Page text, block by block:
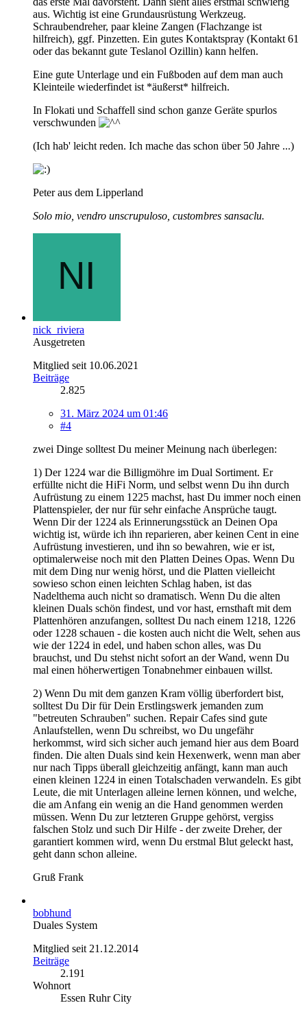
aus. Wichtig ist eine Grundausrüstung Werkzeug.
Schraubendreher, paar kleine Zangen (Flachzange ist
hilfreich), ggf. Pinzetten. Ein gutes Kontaktspray (Kontakt 61
oder das bekannt gute Teslanol Ozillin) kann helfen.
Eine gute Unterlage und ein Fußboden auf dem man auch
Kleinteile wiederfindet ist *äußerst* hilfreich.
In Flokati und Schaffell sind schon ganze Geräte spurlos
verschwunden
(Ich hab' leicht reden. Ich mache das schon über 50 Jahre ...)
Peter aus dem Lipperland
Solo mio, vendro unscrupuloso, custombres sansaclu.
nick_riviera
Ausgetreten
Mitglied seit 10.06.2021
Beiträge
2.825
31. März 2024 um 01:46
#4
zwei Dinge solltest Du meiner Meinung nach überlegen:
1) Der 1224 war die Billigmöhre im Dual Sortiment. Er
erfüllte nicht die HiFi Norm, und selbst wenn Du ihn durch
Aufrüstung zu einem 1225 machst, hast Du immer noch einen
Plattenspieler, der nur für sehr einfache Ansprüche taugt.
Wenn Dir der 1224 als Erinnerungsstück an Deinen Opa
wichtig ist, würde ich ihn reparieren, aber keinen Cent in eine
Aufrüstung investieren, und ihn so bewahren, wie er ist,
optimalerweise noch mit den Platten Deines Opas. Wenn Du
mit dem Ding nur wenig hörst, und die Platten vielleicht
sowieso schon einen leichten Schlag haben, ist das
Nadelthema auch nicht so dramatisch. Wenn Du die alten
kleinen Duals schön findest, und vor hast, ernsthaft mit dem
Plattenhören anzufangen, solltest Du nach einem 1218, 1226
oder 1228 schauen - die kosten auch nicht die Welt, sehen aus
wie der 1224 in edel, und haben schon alles, was Du
brauchst, und Du stehst nicht sofort an der Wand, wenn Du
mal einen höherwertigen Tonabnehmer einbauen willst.
2) Wenn Du mit dem ganzen Kram völlig überfordert bist,
solltest Du Dir für Dein Erstlingswerk jemanden zum
"betreuten Schrauben" suchen. Repair Cafes sind gute
Anlaufstellen, wenn Du schreibst, wo Du ungefähr
herkommst, wird sich sicher auch jemand hier aus dem Board
finden. Die alten Duals sind kein Hexenwerk, wenn man aber
nur nach Tipps überall gleichzeitig anfängt, kann man auch
einen kleinen 1224 in einen Totalschaden verwandeln. Es gibt
Leute, die mit Unterlagen alleine lernen können, und welche,
die am Anfang ein wenig an die Hand genommen werden
müssen. Wenn Du zur letzteren Gruppe gehörst, vergiss
falschen Stolz und such Dir Hilfe - der zweite Dreher, der
garantiert kommen wird, wenn Du erstmal Blut geleckt hast,
geht dann schon alleine.
Gruß Frank
bobhund
Duales System
Mitglied seit 21.12.2014
Beiträge
2.191
Wohnort
Essen Ruhr City